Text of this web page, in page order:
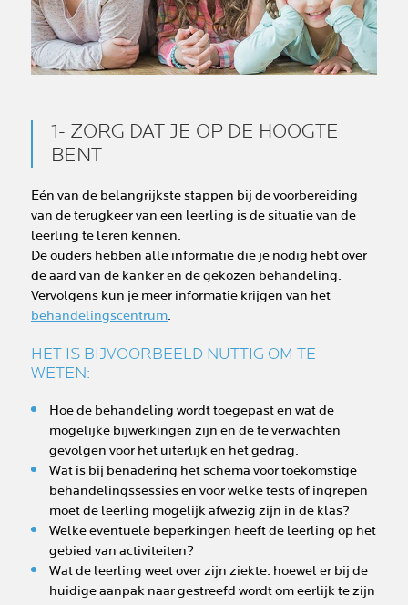
1- ZORG DAT JE OP DE HOOGTE
BENT
Eén van de belangrijkste stappen bij de voorbereiding
van de terugkeer van een leerling is de situatie van de
leerling te leren kennen.
De ouders hebben alle informatie die je nodig hebt over
de aard van de kanker en de gekozen behandeling.
Vervolgens kun je meer informatie krijgen van het
behandelingscentrum.
HET IS BIJVOORBEELD NUTTIG OM TE
WETEN:
Hoe de behandeling wordt toegepast en wat de
mogelijke bijwerkingen zijn en de te verwachten
gevolgen voor het uiterlijk en het gedrag.
Wat is bij benadering het schema voor toekomstige
behandelingssessies en voor welke tests of ingrepen
moet de leerling mogelijk afwezig zijn in de klas?
Welke eventuele beperkingen heeft de leerling op het
gebied van activiteiten?
Wat de leerling weet over zijn ziekte: hoewel er bij de
huidige aanpak naar gestreefd wordt om eerlijk te zijn